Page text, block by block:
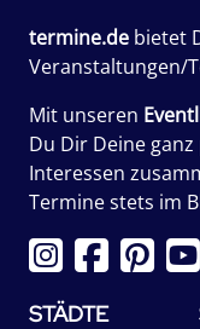
termine.de bietet
Veranstaltungen/
Mit unseren
Du Dir Deine
Interessen
Termine stets im
STÄDTE